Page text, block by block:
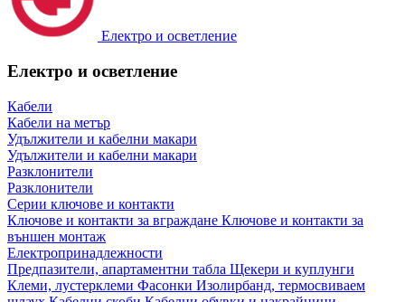
Електро и осветление
Електро и осветление
Кабели
Кабели на метър
Удължители и кабелни макари
Удължители и кабелни макари
Разклонители
Разклонители
Серии ключове и контакти
Ключове и контакти за вграждане Ключове и контакти за
външен монтаж
Електропринадлежности
Предпазители, апартаментни табла Щекери и куплунги
Клеми, лустерклеми Фасонки Изолирбанд, термосвиваем